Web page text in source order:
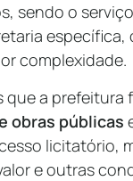
sendo o
específica,
complexidade.
que a
obras públicas
licitatório,
e outras